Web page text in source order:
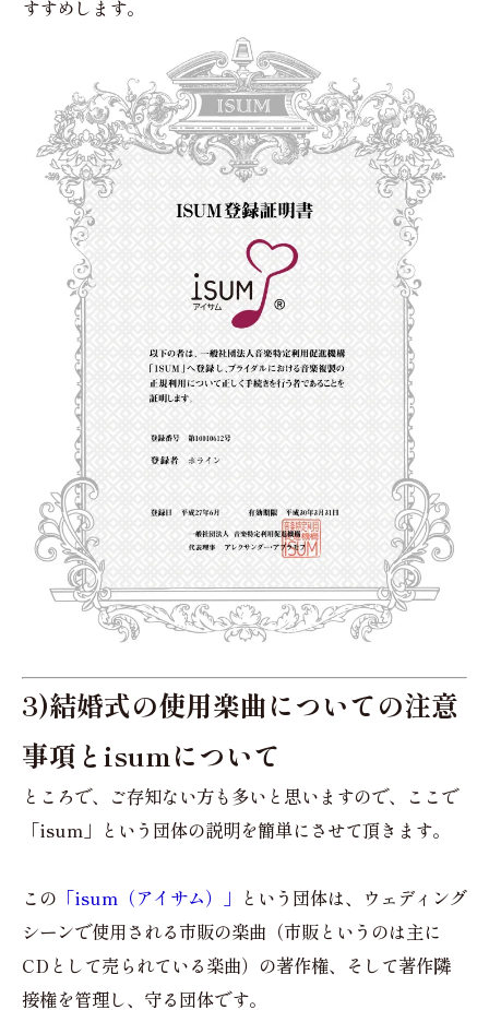
すすめします。
3)結婚式の使用楽曲についての注意
事項とisumについて
ところで、ご存知ない方も多いと思いますので、ここで
「isum」という団体の説明を簡単にさせて頂きます。
この 「isum（アイサム）」 という団体は、ウェディング
シーンで使用される市販の楽曲（市販というのは主に
CDとして売られている楽曲）の著作権、そして著作隣
接権を管理し、守る団体です。